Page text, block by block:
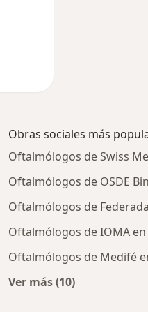
Obras sociales más
Oftalmólogos de Swiss
Oftalmólogos de OSDE
Oftalmólogos de
Oftalmólogos de IOMA
Oftalmólogos de Medifé
Ver más (10)